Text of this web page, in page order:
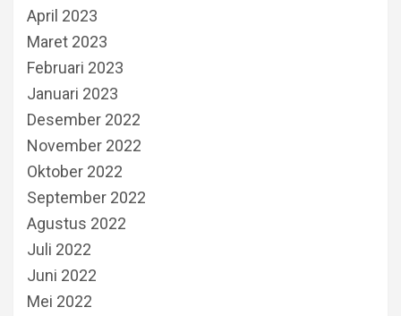
April 2023
Maret 2023
Februari 2023
Januari 2023
Desember 2022
November 2022
Oktober 2022
September 2022
Agustus 2022
Juli 2022
Juni 2022
Mei 2022